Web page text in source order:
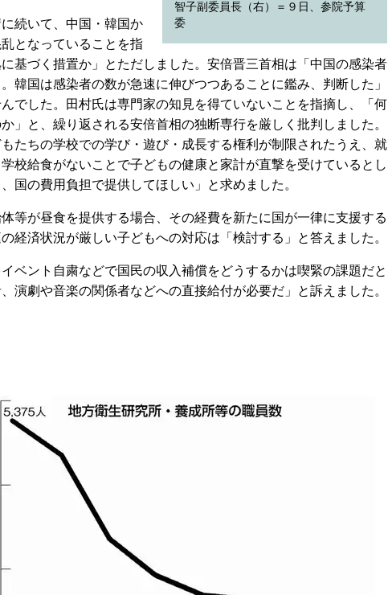
智子副委員長（右）＝９日、参院予算
委
続いて、中国・韓国か
となっていることを指
基づく措置か」とただしました。安倍晋三首相は「中国の感染者
韓国は感染者の数が急速に伸びつつあることに鑑み、判断した」
でした。田村氏は専門家の知見を得ていないことを指摘し、「何
」と、繰り返される安倍首相の独断専行を厳しく批判しました。
たちの学校での学び・遊び・成長する権利が制限されたうえ、就
校給食がないことで子どもの健康と家計が直撃を受けているとし
国の費用負担で提供してほしい」と求めました。
等が昼食を提供する場合、その経費を新たに国が一律に支援する
経済状況が厳しい子どもへの対応は「検討する」と答えました。
ベント自粛などで国民の収入補償をどうするかは喫緊の課題だと
演劇や音楽の関係者などへの直接給付が必要だ」と訴えました。